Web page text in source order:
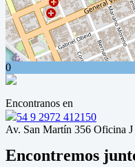
0
Encontranos en
54 9 2972 412150
Av. San Martín 356 Oficina J
Encontremos